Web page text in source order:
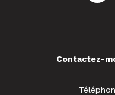
Contactez-